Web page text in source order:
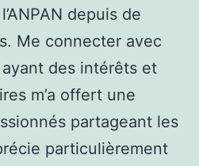
depuis de
Me connecter avec
ayant des intérêts et
m’a offert une
partageant les
particulièrement